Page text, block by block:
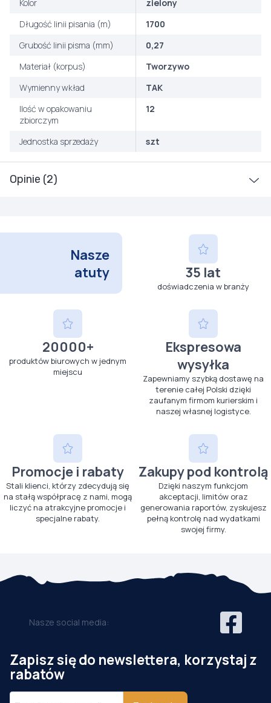
Opinie (2)
Kolor
zielony
Długość linii pisania (m)
1700
Grubość linii pisma (mm)
0,27
Materiał (korpus)
Tworzywo
Wymienny wkład
TAK
Ilość w opakowaniu
zbiorczym
12
Jednostka sprzedaży szt
Nasze
atuty
35 lat
doświadczenia w branży
20000+
produktów biurowych w jednym
miejscu
Ekspresowa
wysyłka
Zapewniamy szybką dostawę na
terenie całej Polski dzięki
zaufanym firmom kurierskim i
naszej własnej logistyce.
Promocje i rabaty
Stali klienci, którzy zdecydują się
na stałą współpracę z nami, mogą
liczyć na atrakcyjne promocje i
specjalne rabaty.
Zakupy pod kontrolą
Dzięki naszym funkcjom
akceptacji, limitów oraz
generowania raportów, zyskujesz
pełną kontrolę nad wydatkami
swojej firmy.
Nasze social media:
Zapisz się do newslettera, korzystaj z
rabatów